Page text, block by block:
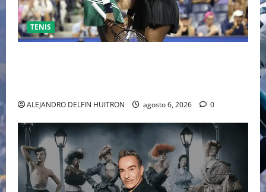
TENIS
ALEJANDRO DELFIN HUITRON agosto 6, 2026 0